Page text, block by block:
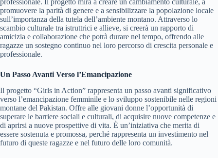
professionale. Il progetto mira a creare un cambiamento culturale, a
promuovere la parità di genere e a sensibilizzare la popolazione locale
sull’importanza della tutela dell’ambiente montano. Attraverso lo
scambio culturale tra istruttrici e allieve, si creerà un rapporto di
amicizia e collaborazione che potrà durare nel tempo, offrendo alle
ragazze un sostegno continuo nel loro percorso di crescita personale e
professionale.
Un Passo Avanti Verso l’Emancipazione
Il progetto “Girls in Action” rappresenta un passo avanti significativo
verso l’emancipazione femminile e lo sviluppo sostenibile nelle regioni
montane del Pakistan. Offre alle giovani donne l’opportunità di
superare le barriere sociali e culturali, di acquisire nuove competenze e
di aprirsi a nuove prospettive di vita. È un’iniziativa che merita di
essere sostenuta e promossa, perché rappresenta un investimento nel
futuro di queste ragazze e nel futuro delle loro comunità.